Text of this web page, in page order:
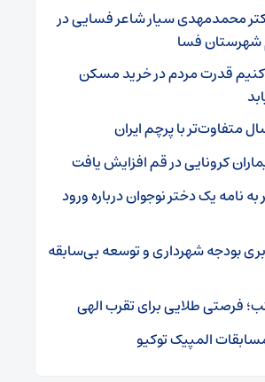
محمدمهدی سیار شاعر فسایی در
شهرستان فسا
قدرت مردم در خرید مسکن
متفاوت‌تر با پرچم ایران
کرونایی در قم افزایش یافت
نامه یک دختر نوجوان درباره ورود
۱۱ برابری بودجه شهرداری و توسعه بی‌سابقه
فرصتی طلایی برای تقرب الهی
المپیک توکیو